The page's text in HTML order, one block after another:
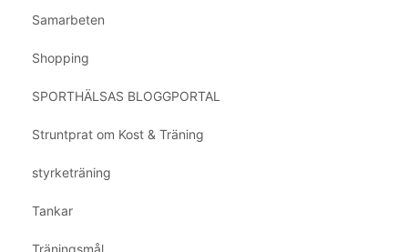
Samarbeten
Shopping
SPORTHÄLSAS BLOGGPORTAL
Struntprat om Kost & Träning
styrketräning
Tankar